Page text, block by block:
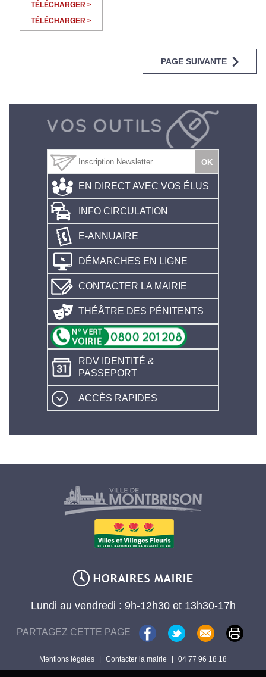
TÉLÉCHARGER >
TÉLÉCHARGER >
PAGE SUIVANTE
EN DIRECT AVEC VOS ÉLUS
INFO CIRCULATION
E-ANNUAIRE
DÉMARCHES EN LIGNE
CONTACTER LA MAIRIE
THÉÂTRE DES PÉNITENTS
RDV IDENTITÉ &
PASSEPORT
ACCÈS RAPIDES
Lundi au vendredi : 9h-12h30 et 13h30-17h
PARTAGEZ CETTE PAGE
Mentions légales Contacter la mairie 04 77 96 18 18